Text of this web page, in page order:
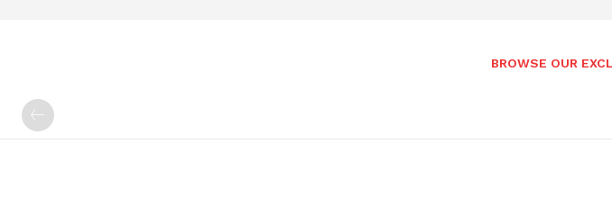
BROWSE OUR